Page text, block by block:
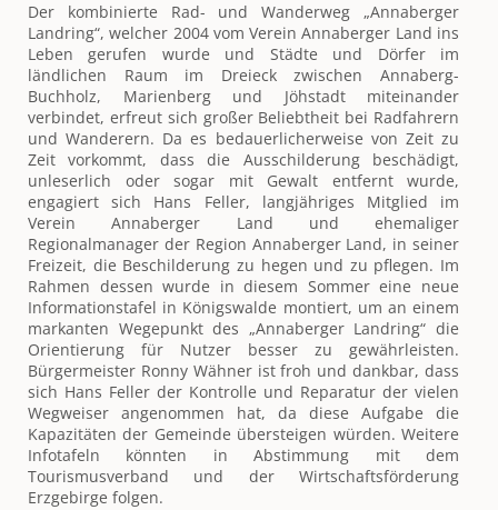
Der kombinierte Rad- und Wanderweg „Annaberger
Landring“, welcher 2004 vom Verein Annaberger Land ins
Leben gerufen wurde und Städte und Dörfer im
ländlichen Raum im Dreieck zwischen Annaberg-
Buchholz, Marienberg und Jöhstadt miteinander
verbindet, erfreut sich großer Beliebtheit bei Radfahrern
und Wanderern. Da es bedauerlicherweise von Zeit zu
Zeit vorkommt, dass die Ausschilderung beschädigt,
unleserlich oder sogar mit Gewalt entfernt wurde,
engagiert sich Hans Feller, langjähriges Mitglied im
Verein Annaberger Land und ehemaliger
Regionalmanager der Region Annaberger Land, in seiner
Freizeit, die Beschilderung zu hegen und zu pflegen. Im
Rahmen dessen wurde in diesem Sommer eine neue
Informationstafel in Königswalde montiert, um an einem
markanten Wegepunkt des „Annaberger Landring“ die
Orientierung für Nutzer besser zu gewährleisten.
Bürgermeister Ronny Wähner ist froh und dankbar, dass
sich Hans Feller der Kontrolle und Reparatur der vielen
Wegweiser angenommen hat, da diese Aufgabe die
Kapazitäten der Gemeinde übersteigen würden. Weitere
Infotafeln könnten in Abstimmung mit dem
Tourismusverband und der Wirtschaftsförderung
Erzgebirge folgen.